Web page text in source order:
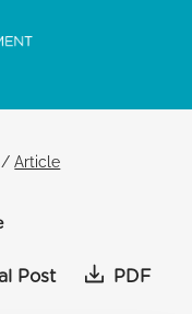
/Article
Post PDF